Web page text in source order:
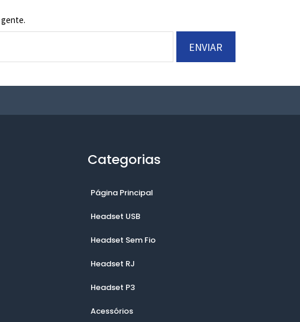
ENVIAR
Categorias
Página Principal
Headset USB
Headset Sem Fio
Headset RJ
Headset P3
Acessórios